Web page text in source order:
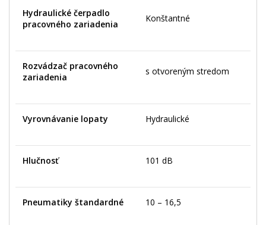
Hydraulické čerpadlo
pracovného zariadenia
Konštantné
Rozvádzač pracovného
zariadenia
s otvoreným stredom
Vyrovnávanie lopaty Hydraulické
Hlučnosť 101 dB
Pneumatiky štandardné 10 – 16,5